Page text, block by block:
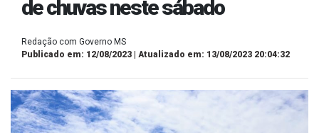
de chuvas neste sábado
Redação com Governo MS
Publicado em: 12/08/2023 | Atualizado em: 13/08/2023 20:04:32